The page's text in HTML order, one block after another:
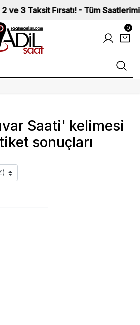
3 Taksit Fırsatı! - Tüm
0
Saati' kelimesi
sonuçları